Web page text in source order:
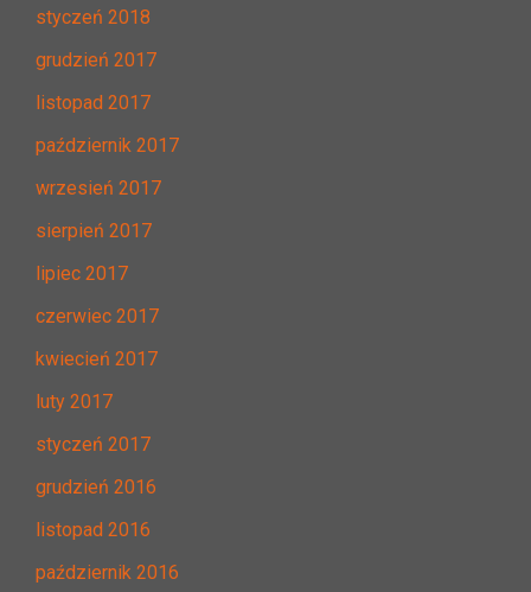
styczeń 2018
grudzień 2017
listopad 2017
październik 2017
wrzesień 2017
sierpień 2017
lipiec 2017
czerwiec 2017
kwiecień 2017
luty 2017
styczeń 2017
grudzień 2016
listopad 2016
październik 2016